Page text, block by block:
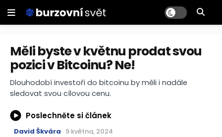
Měli byste v květnu prodat svou
pozici v Bitcoinu? Ne!
Dlouhodobí investoři do bitcoinu by měli i nadále
sledovat svou cílovou cenu.
Poslechněte si článek
David Škvára 9 května, 2024